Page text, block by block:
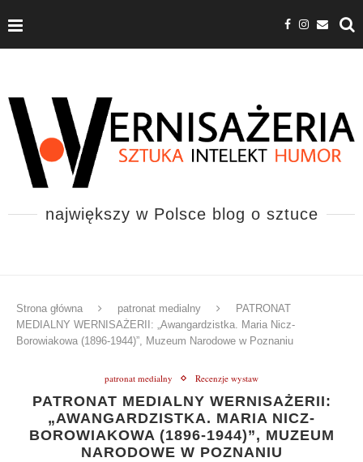
największy w Polsce blog o sztuce
Strona główna patronat medialny
PATRONAT
MEDIALNY WERNISAŻERII: „Awangardzistka. Maria Nicz-
Borowiakowa (1896-1944)”, Muzeum Narodowe w Poznaniu
patronat medialny Recenzje wystaw
PATRONAT MEDIALNY WERNISAŻERII:
„AWANGARDZISTKA. MARIA NICZ-
BOROWIAKOWA (1896-1944)”, MUZEUM
NARODOWE W POZNANIU